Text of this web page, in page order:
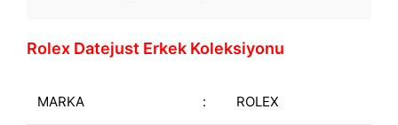
Rolex Datejust Erkek Koleksiyonu
MARKA : ROLEX